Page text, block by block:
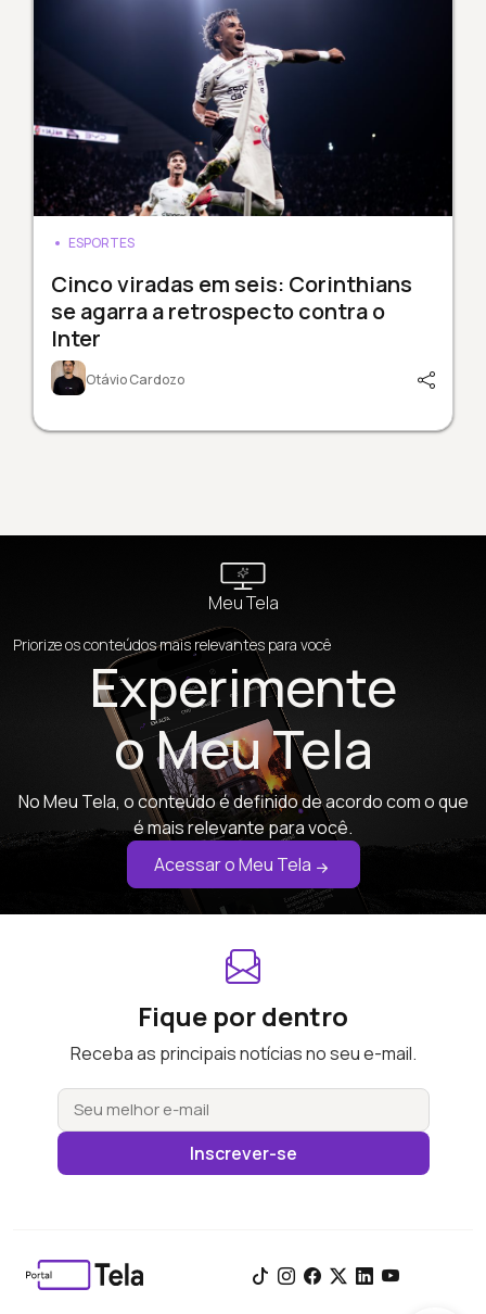
ESPORTES
Cinco viradas em seis: Corinthians
se agarra a retrospecto contra o
Inter
Otávio Cardozo
Meu Tela
Priorize os conteúdos mais relevantes para você
Experimente
o Meu Tela
No Meu Tela, o conteúdo é definido de acordo com o que
é mais relevante para você.
Acessar o Meu Tela
Fique por dentro
Receba as principais notícias no seu e-mail.
Inscrever-se